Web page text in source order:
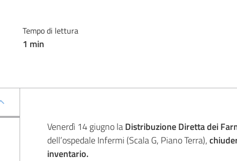
Tempo di lettura
1 min
Venerdì 14 giugno laDistribuzione Diretta dei
dell’ospedale Infermi (Scala G, Piano Terra),
inventario.